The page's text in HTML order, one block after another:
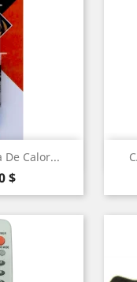
De Calor...
$